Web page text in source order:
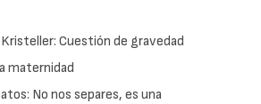
Cuestión de gravedad
maternidad
No nos separes, es una